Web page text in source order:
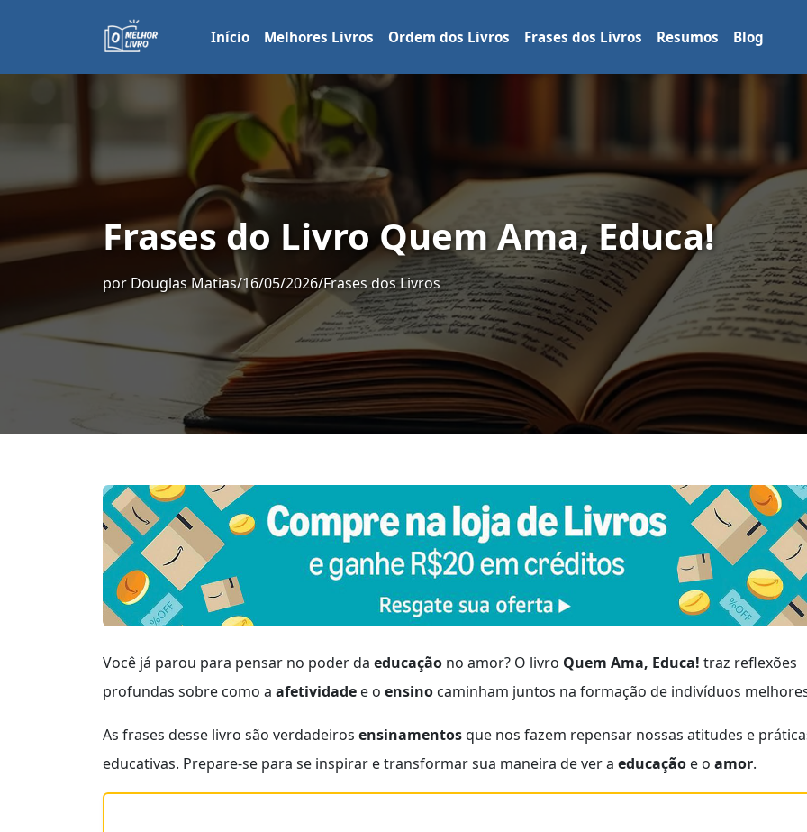
Início Melhores Livros Ordem dos Livros Frases dos Livros Resumos Blog
Frases do Livro Quem Ama, Educa!
por Douglas Matias/16/05/2026/Frases dos Livros
Você já parou para pensar no poder da educação no amor? O livro Quem Ama, Educa! traz reflexões
profundas sobre como a afetividade e o ensino caminham juntos na formação de indivíduos
As frases desse livro são verdadeiros ensinamentosque nos fazem repensar nossas atitudes e
educativas. Prepare-se para se inspirar e transformar sua maneira de ver a educação e o amor.